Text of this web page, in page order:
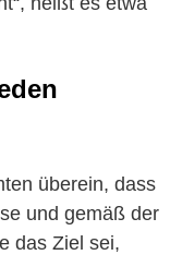
überein, dass
und gemäß der
das Ziel sei,